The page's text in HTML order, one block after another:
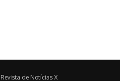
Revista de Notícias X